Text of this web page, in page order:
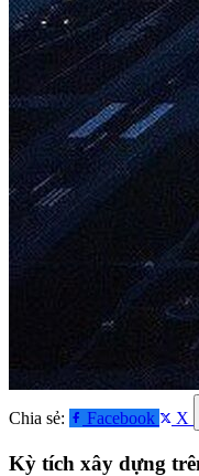
Chia sẻ: Facebook X
Kỳ tích xây dựng